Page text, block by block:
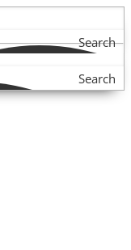
Search
Search